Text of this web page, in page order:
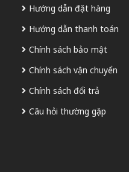
Hướng dẫn đặt hàng
Hướng dẫn thanh toán
Chính sách bảo mật
Chính sách vận chuyển
Chính sách đổi trả
Câu hỏi thường gặp